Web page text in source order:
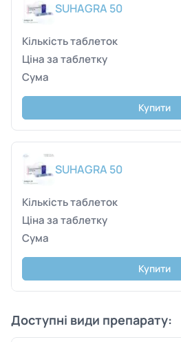
SUHAGRA 50
Купити
SUHAGRA 50
Купити
Доступні види препарату: